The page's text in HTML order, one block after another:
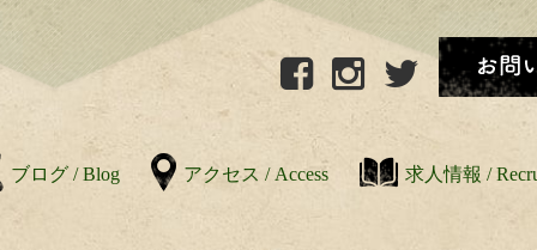
ブログ / Blog アクセス / Access 求人情報 /